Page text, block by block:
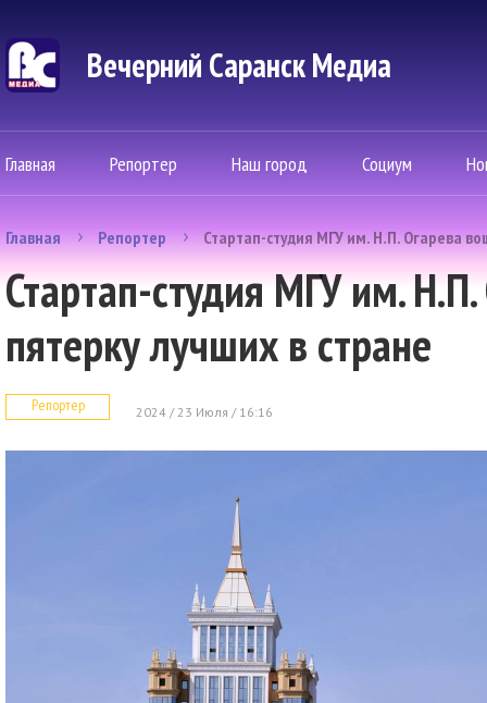
Вечерний Саранск Mедиа
Главная Репортер Наш город Социум
Главная Репортер Стартап-студия МГУ им. Н.П. Огарева
Стартап-студия МГУ им.
пятерку лучших в стране
Репортер 2024 / 23 Июля / 16:16